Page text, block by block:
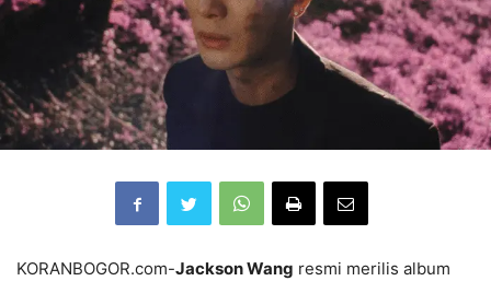
KORANBOGOR.com-Jackson Wang resmi merilis album